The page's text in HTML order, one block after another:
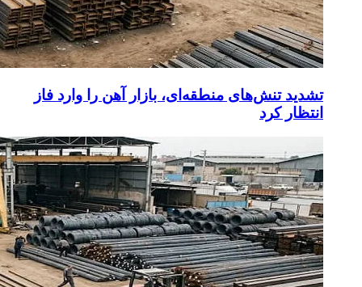
تشدید تنش‌های منطقه‌ای، بازار آهن را وارد فاز
انتظار کرد